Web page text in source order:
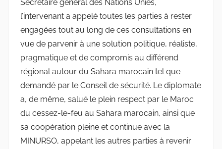
Secrétaire général des Nations Unies,
l’intervenant a appelé toutes les parties à rester
engagées tout au long de ces consultations en
vue de parvenir à une solution politique, réaliste,
pragmatique et de compromis au différend
régional autour du Sahara marocain tel que
demandé par le Conseil de sécurité. Le diplomate
a, de même, salué le plein respect par le Maroc
du cessez-le-feu au Sahara marocain, ainsi que
sa coopération pleine et continue avec la
MINURSO, appelant les autres parties à revenir